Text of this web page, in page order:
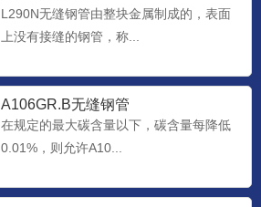
L290N无缝钢管由整块金属制成的，表面
上没有接缝的钢管，称...
A106GR.B无缝钢管
在规定的最大碳含量以下，碳含量每降低
0.01%，则允许A10...